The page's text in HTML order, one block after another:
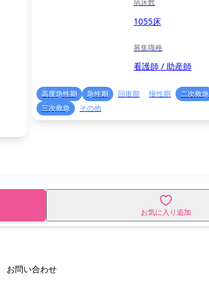
病床数
1055床
募集職種
看護師 / 助産師
高度急性期 急性期 回復期 慢性期
二次救急
三次救急
その他
お気に入り追加
お問い合わせ